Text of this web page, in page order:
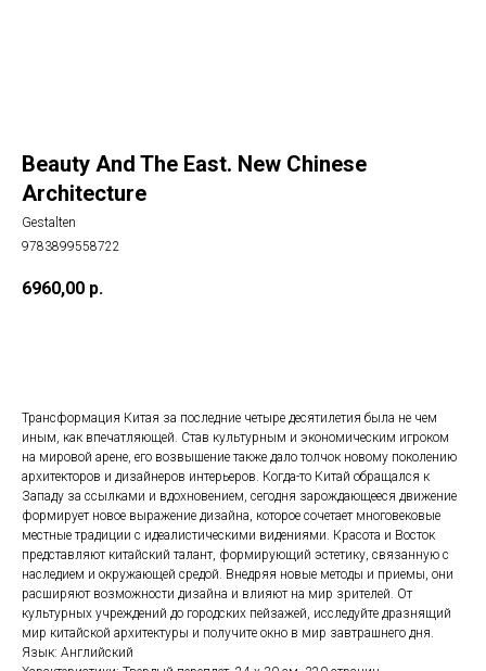
Beauty And The East. New Chinese
Architecture
Gestalten
9783899558722
6960,00 р.
Трансформация Китая за последние четыре десятилетия была не чем
иным, как впечатляющей. Став культурным и экономическим игроком
на мировой арене, его возвышение также дало толчок новому поколению
архитекторов и дизайнеров интерьеров. Когда-то Китай обращался к
Западу за ссылками и вдохновением, сегодня зарождающееся движение
формирует новое выражение дизайна, которое сочетает многовековые
местные традиции с идеалистическими видениями. Красота и Восток
представляют китайский талант, формирующий эстетику, связанную с
наследием и окружающей средой. Внедряя новые методы и приемы, они
расширяют возможности дизайна и влияют на мир зрителей. От
культурных учреждений до городских пейзажей, исследуйте дразнящий
мир китайской архитектуры и получите окно в мир завтрашнего дня.
Язык: Английский